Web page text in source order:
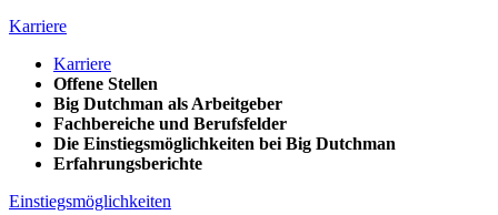
Karriere
Karriere
Offene Stellen
Big Dutchman als Arbeitgeber
Fachbereiche und Berufsfelder
Die Einstiegsmöglichkeiten bei Big Dutchman
Erfahrungsberichte
Einstiegsmöglichkeiten